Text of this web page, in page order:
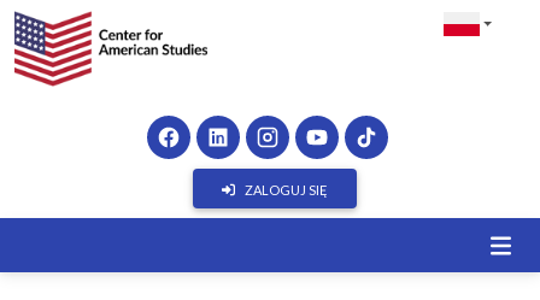
ZALOGUJ SIĘ